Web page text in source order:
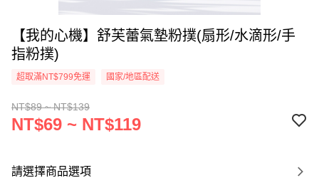
【我的心機】舒芙蕾氣墊粉撲(扇形/水滴形/手
指粉撲)
超取滿NT$799免運 國家/地區配送
NT$89 ~ NT$139
NT$69 ~ NT$119
請選擇商品選項